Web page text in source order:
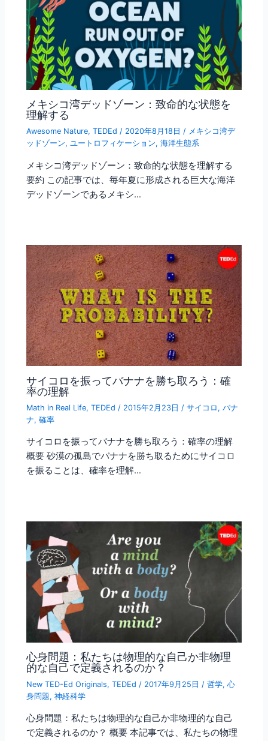
メキシコ湾デッドゾーン：致命的な状態を
理解する
Awesome Nature,TEDEd / 2020年8月18日/ メキシコ湾デ
ッドゾーン,ユートロフィケーション,海洋生態系
メキシコ湾デッドゾーン：致命的な状態を理解する
要約 この記事では、毎年夏に形成される巨大な海洋
デッドゾーンであるメキシ…
サイコロを振ってバナナを勝ち取ろう：確
率の理解
Math in Real Life,TEDEd / 2015年2月23日 /サイコロ ,バナ
ナ,確率
サイコロを振ってバナナを勝ち取ろう：確率の理解
概要 砂漠の孤島でバナナを勝ち取るためにサイコロ
を振ることは、確率を理解…
心身問題：私たちは物理的な自己か非物理
的な自己で定義されるのか？
New TED-Ed Originals,TEDEd / 2017年9月25日 /哲学,心
身問題,神経科学
心身問題：私たちは物理的な自己か非物理的な自己
で定義されるのか？ 概要 本記事では、私たちの物理